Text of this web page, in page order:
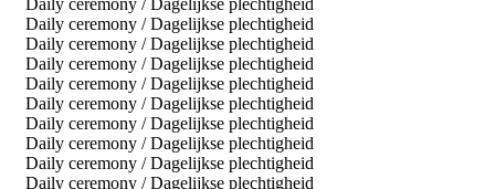
Daily ceremony / Dagelijkse plechtigheid
Daily ceremony / Dagelijkse plechtigheid
Daily ceremony / Dagelijkse plechtigheid
Daily ceremony / Dagelijkse plechtigheid
Daily ceremony / Dagelijkse plechtigheid
Daily ceremony / Dagelijkse plechtigheid
Daily ceremony / Dagelijkse plechtigheid
Daily ceremony / Dagelijkse plechtigheid
Daily ceremony / Dagelijkse plechtigheid